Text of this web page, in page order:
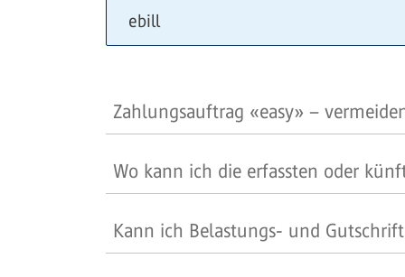
Zahlungsauftrag «easy» –
Wo kann ich die erfassten oder
Kann ich Belastungs- und